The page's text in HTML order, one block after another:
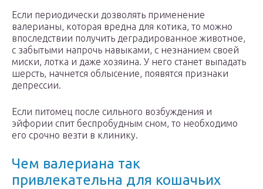
Если периодически дозволять применение
валерианы, которая вредна для котика, то можно
впоследствии получить деградированное животное,
с забытыми напрочь навыками, с незнанием своей
миски, лотка и даже хозяина. У него станет выпадать
шерсть, начнется облысение, появятся признаки
депрессии.
Если питомец после сильного возбуждения и
эйфории спит беспробудным сном, то необходимо
его срочно везти в клинику.
Чем валериана так
привлекательна для кошачьих